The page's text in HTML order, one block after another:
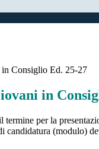
Consiglio Ed. 25-27
in
termine per la
candidatura (modulo)